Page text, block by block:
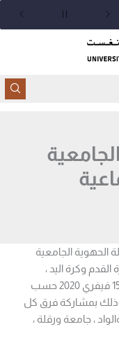
افتتاح البطولة الحهوية الجامعية
وكرة اليد ،
المنظمة بوﻻية تامنغست من تاريخ 10 الى 15 فيفري 2020 حسب
وذلك بمشاركة فرق كل
، جامعة ورقلة ،